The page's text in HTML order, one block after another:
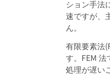
ション手法
速ですが、
ん。
有限要素法
す。FEM
処理が遅い